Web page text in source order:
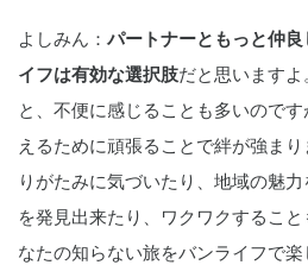
よしみん： パートナーともっと仲
イフは有効な選択肢だと思います
と、不便に感じることも多いので
えるために頑張ることで絆が強ま
りがたみに気づいたり、地域の魅
を発見出来たり、ワクワクするこ
なたの知らない旅をバンライフで楽